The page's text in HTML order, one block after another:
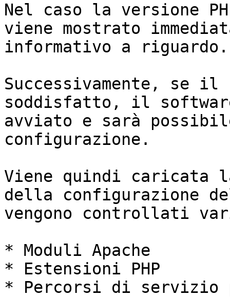
Nel caso la versione
viene mostrato
informativo a riguardo.
Successivamente, se
soddisfatto, il
avviato e sarà
configurazione.
Viene quindi caricata
della configurazione
vengono controllati
* Moduli Apache
* Estensioni PHP
* Percorsi di servizio